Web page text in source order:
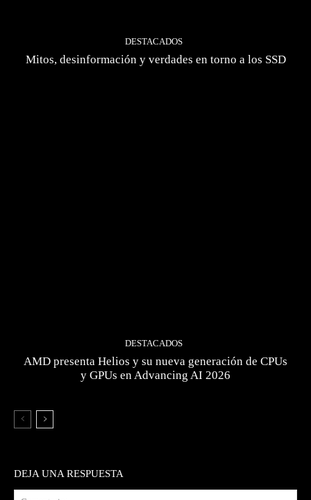
DESTACADOS
Mitos, desinformación y verdades en torno a los SSD
DESTACADOS
AMD presenta Helios y su nueva generación de CPUs
y GPUs en Advancing AI 2026
DEJA UNA RESPUESTA